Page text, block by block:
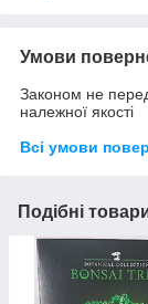
Умови
Законом не
належної якості
Всі умови
Подібні